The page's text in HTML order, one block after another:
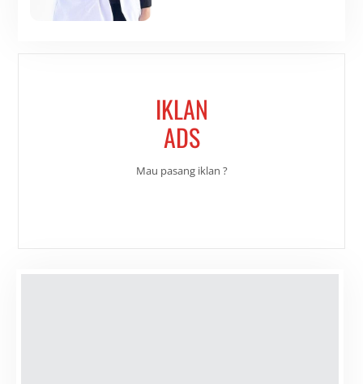
IKLAN
ADS
Mau pasang iklan ?